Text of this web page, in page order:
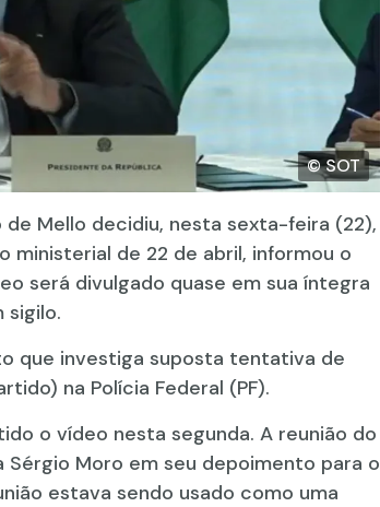
© SOT
de Mello decidiu, nesta sexta-feira (22),
ministerial de 22 de abril, informou o
será divulgado quase em sua íntegra
sigilo.
que investiga suposta tentativa de
na Polícia Federal (PF).
o vídeo nesta segunda. A reunião do
Moro em seu depoimento para o
estava sendo usado como uma